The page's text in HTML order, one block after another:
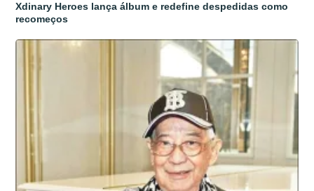
Xdinary Heroes lança álbum e redefine despedidas como
recomeços